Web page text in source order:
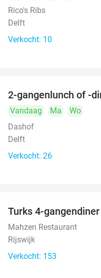
Rico's Ribs
Delft
Verkocht: 10
2-gangenlunch of -
Vandaag Ma
Wo
Dashof
Delft
Verkocht: 26
Turks 4-
Mahzen Restaurant
Rijswijk
Verkocht: 153